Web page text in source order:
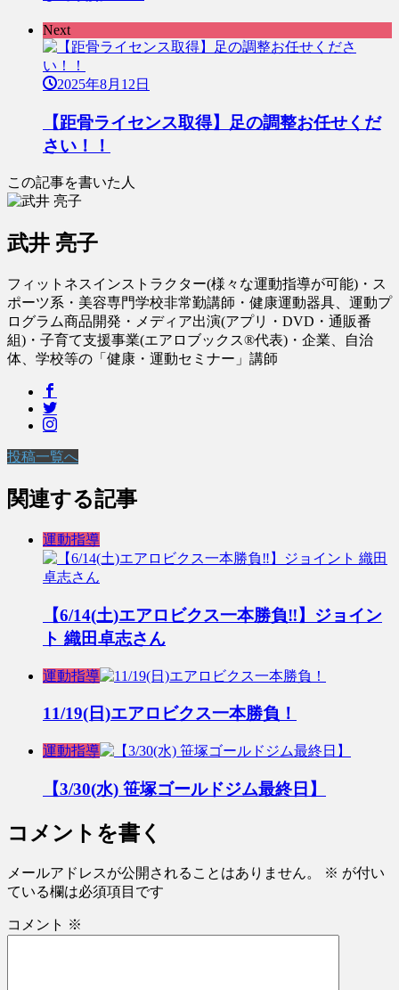
Next
2025年8月12日
【距骨ライセンス取得】足の調整お任せくだ
さい！！
この記事を書いた人
武井 亮子
フィットネスインストラクター(様々な運動指導が可能)・ス
ポーツ系・美容専門学校非常勤講師・健康運動器具、運動プ
ログラム商品開発・メディア出演(アプリ・DVD・通販番
組)・子育て支援事業(エアロブックス®︎代表)・企業、自治
体、学校等の「健康・運動セミナー」講師
投稿一覧へ
関連する記事
運動指導
【6/14(土)エアロビクス一本勝負‼︎】ジョイン
ト 織田卓志さん
運動指導
11/19(日)エアロビクス一本勝負！
運動指導
【3/30(水) 笹塚ゴールドジム最終日】
コメントを書く
メールアドレスが公開されることはありません。 ※ が付い
ている欄は必須項目です
コメント ※